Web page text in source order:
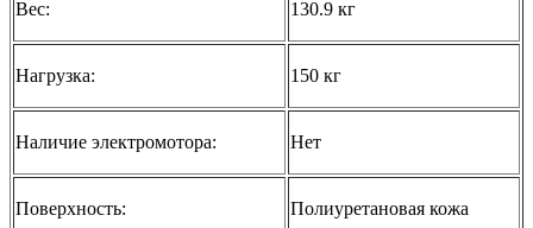
Вес: 130.9 кг
Нагрузка: 150 кг
Наличие электромотора: Нет
Поверхность: Полиуретановая кожа